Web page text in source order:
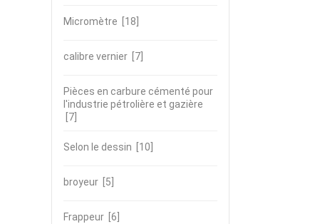
Micromètre [18]
calibre vernier [7]
Pièces en carbure cémenté pour
l'industrie pétrolière et gazière
[7]
Selon le dessin [10]
broyeur [5]
Frappeur [6]